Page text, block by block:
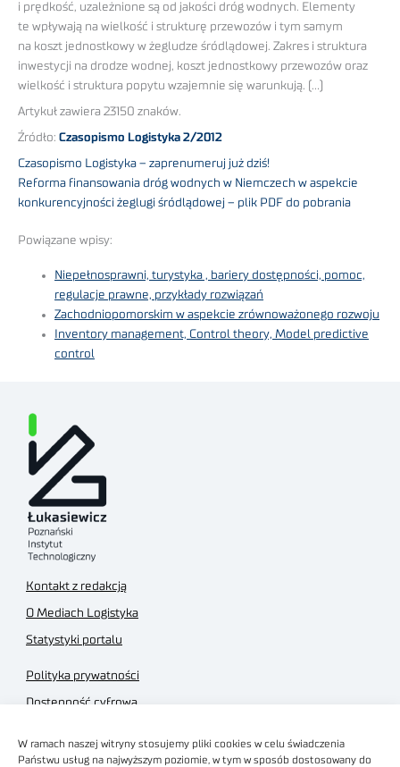
W ramach naszej witryny stosujemy pliki cookies w celu świadczenia
Państwu usług na najwyższym poziomie, w tym w sposób dostosowany do
i prędkość, uzależnione są od jakości dróg wodnych. Elementy
te wpływają na wielkość i strukturę przewozów i tym samym
na koszt jednostkowy w żegludze śródlądowej. Zakres i struktura
inwestycji na drodze wodnej, koszt jednostkowy przewozów oraz
wielkość i struktura popytu wzajemnie się warunkują. (…)
Artykuł zawiera 23150 znaków.
Źródło: Czasopismo Logistyka 2/2012
Czasopismo Logistyka – zaprenumeruj już dziś!
Reforma finansowania dróg wodnych w Niemczech w aspekcie
konkurencyjności żeglugi śródlądowej – plik PDF do pobrania
Powiązane wpisy:
Niepełnosprawni, turystyka , bariery dostępności, pomoc,
regulacje prawne, przykłady rozwiązań
Zachodniopomorskim w aspekcie zrównoważonego rozwoju
Inventory management, Control theory, Model predictive
control
Kontakt z redakcją
O Mediach Logistyka
Statystyki portalu
Polityka prywatności
Dostępność cyfrowa
Regulamin sklepu